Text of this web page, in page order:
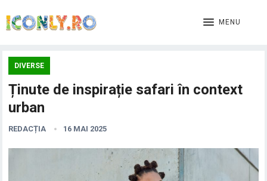
MENU
DIVERSE
Ținute de inspirație safari în context
urban
REDACȚIA 16 MAI 2025